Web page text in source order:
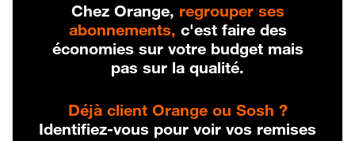
Chez Orange, regrouper ses
abonnements, c'est faire des
économies sur votre budget mais
pas sur la qualité.
Déjà client Orange ou Sosh ?
Identifiez-vous pour voir vos remises